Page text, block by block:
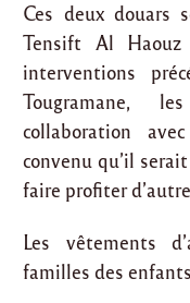
Ces deux douars
Tensift Al Haouz
interventions
Tougramane,
collaboration
convenu qu’il
faire profiter
Les vêtements
familles des